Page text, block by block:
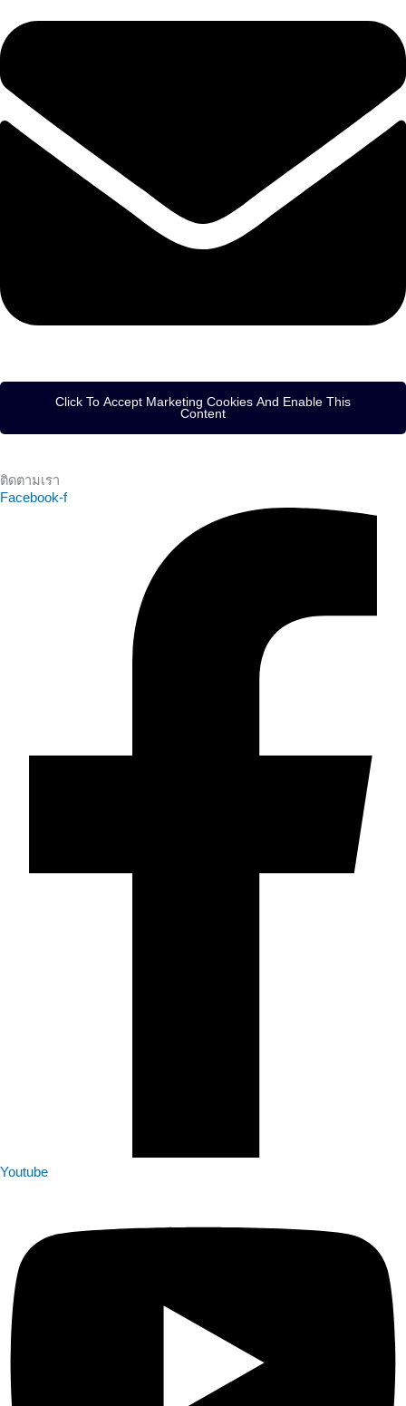
Click To Accept Marketing Cookies And Enable This
Content
ติดตามเรา
Facebook-f
Youtube